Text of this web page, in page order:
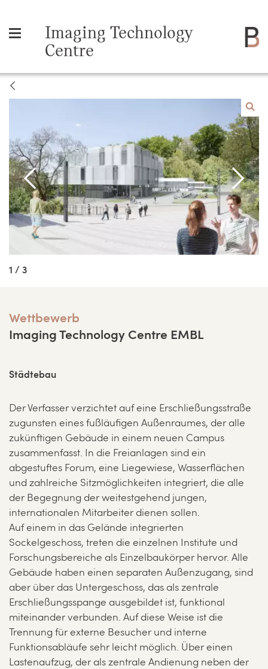
Imaging Technology
Centre
1 / 3
Wettbewerb
Imaging Technology Centre EMBL
Städtebau
Der Verfasser verzichtet auf eine Erschließungsstraße
zugunsten eines fußläufigen Außenraumes, der alle
zukünftigen Gebäude in einem neuen Campus
zusammenfasst. In die Freianlagen sind ein
abgestuftes Forum, eine Liegewiese, Wasserflächen
und zahlreiche Sitzmöglichkeiten integriert, die alle
der Begegnung der weitestgehend jungen,
internationalen Mitarbeiter dienen sollen.
Auf einem in das Gelände integrierten
Sockelgeschoss, treten die einzelnen Institute und
Forschungsbereiche als Einzelbaukörper hervor. Alle
Gebäude haben einen separaten Außenzugang, sind
aber über das Untergeschoss, das als zentrale
Erschließungsspange ausgebildet ist, funktional
miteinander verbunden. Auf diese Weise ist die
Trennung für externe Besucher und interne
Funktionsabläufe sehr leicht möglich. Über einen
Lastenaufzug, der als zentrale Andienung neben der